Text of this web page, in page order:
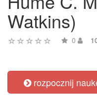
Watkins)
0
rozpocznij